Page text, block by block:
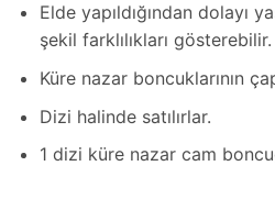
Elde yapıldığından dolayı
şekil farklılıkları gösterebilir.
Küre nazar boncuklarının
Dizi halinde satılırlar.
1 dizi küre nazar cam